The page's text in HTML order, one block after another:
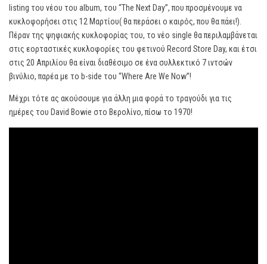
listing του νέου του album, του “The Next Day”, που προσμένουμε να
κυκλοφορήσει στις 12 Μαρτίου( θα περάσει ο καιρός, που θα πάει!).
Πέραν της ψηφιακής κυκλοφορίας του, το νέο single θα περιλαμβάνεται
στις εορταστικές κυκλοφορίες του φετινού Record Store Day, και έτσι
στις 20 Απριλίου θα είναι διαθέσιμο σε ένα συλλεκτικό 7 ιντσών
βινύλιο, παρέα με το b-side του “Where Are We Now”!
Μέχρι τότε ας ακούσουμε για άλλη μια φορά το τραγούδι για τις
ημέρες του David Bowie στο Βερολίνο, πίσω το 1970!